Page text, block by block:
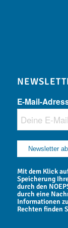
E-Mail-
Mit dem Klick
Speicherung
durch den
durch eine
Informationen
Rechten finden